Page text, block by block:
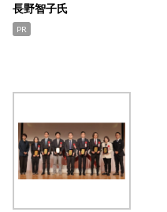
長野智子氏
PR